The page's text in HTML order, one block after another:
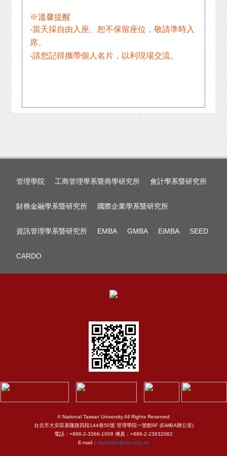
※溫馨提醒
-當天採自由入座、恕不保留座位，敬請準時入
席。
-請您記得攜帶個人名片，以利現場交流。
管理學院 工商管理學系暨商學研究所 會計學系暨研究所
財務金融學系暨研究所 國際企業學系暨研究所
資訊管理學系暨研究所 EMBA GMBA EiMBA SEED
CARDO
© National Taiwan University All Rights Reserved
台北市大安區基隆路四段144巷50號 管理學院一號館9F (EiMBA辦公室)
電話：+886-2-3366-1008 傳真：+886-2-23632082
E-mail： ntueimba@ntu.edu.tw